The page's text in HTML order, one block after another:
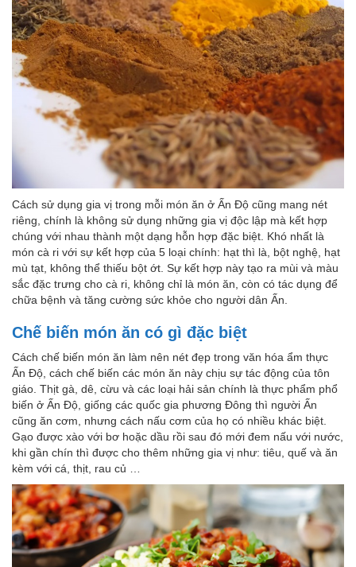
Cách sử dụng gia vị trong mỗi món ăn ở Ấn Độ cũng mang nét
riêng, chính là không sử dụng những gia vị độc lập mà kết hợp
chúng với nhau thành một dạng hỗn hợp đặc biệt. Khó nhất là
món cà ri với sự kết hợp của 5 loại chính: hạt thì là, bột nghệ, hạt
mù tạt, không thể thiếu bột ớt. Sự kết hợp này tạo ra mùi và màu
sắc đặc trưng cho cà ri, không chỉ là món ăn, còn có tác dụng để
chữa bệnh và tăng cường sức khỏe cho người dân Ấn.
Chế biến món ăn có gì đặc biệt
Cách chế biến món ăn làm nên nét đẹp trong văn hóa ẩm thực
Ấn Độ, cách chế biến các món ăn này chịu sự tác động của tôn
giáo. Thịt gà, dê, cừu và các loại hải sản chính là thực phẩm phổ
biến ở Ấn Độ, giống các quốc gia phương Đông thì người Ấn
cũng ăn cơm, nhưng cách nấu cơm của họ có nhiều khác biệt.
Gạo được xào với bơ hoặc dầu rồi sau đó mới đem nấu với nước,
khi gần chín thì được cho thêm những gia vị như: tiêu, quế và ăn
kèm với cá, thịt, rau củ …